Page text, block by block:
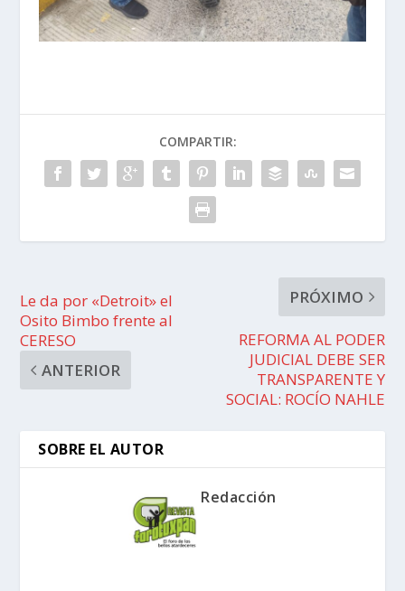
COMPARTIR:
Le da por «Detroit» el
Osito Bimbo frente al
CERESO
ANTERIOR
PRÓXIMO
REFORMA AL PODER
JUDICIAL DEBE SER
TRANSPARENTE Y
SOCIAL: ROCÍO NAHLE
SOBRE EL AUTOR
Redacción